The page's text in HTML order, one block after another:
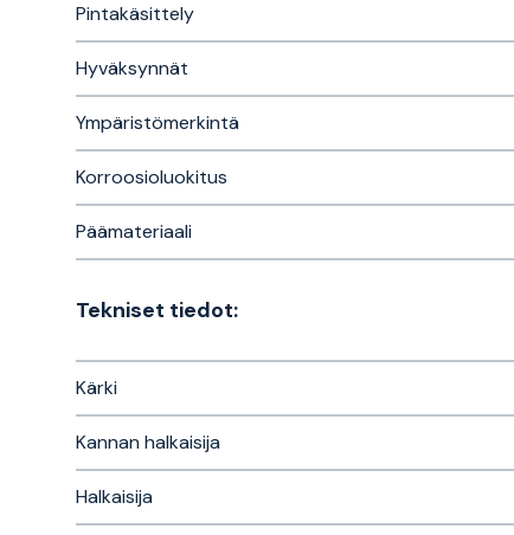
Pintakäsittely
Hyväksynnät
Ympäristömerkintä
Korroosioluokitus
Päämateriaali
Tekniset tiedot:
Kärki
Kannan halkaisija
Halkaisija